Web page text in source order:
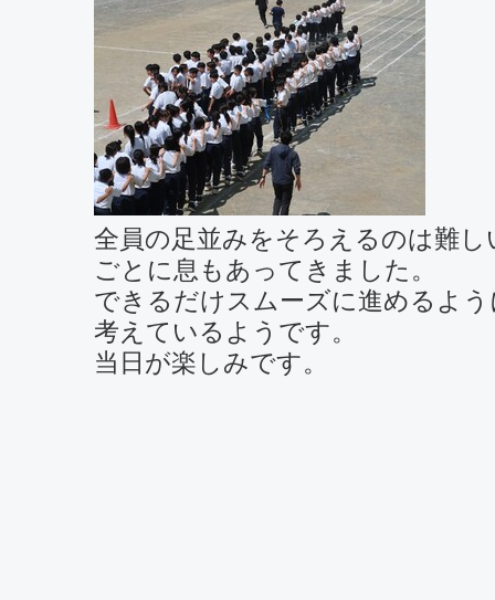
全員の足並みをそろえるのは難
ごとに息もあってきました。
できるだけスムーズに進めるよ
考えているようです。
当日が楽しみです。